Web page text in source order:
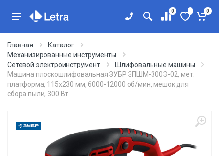
0 0
Главная
Каталог
Механизированные инструменты
Сетевой электроинструмент
Шлифовальные машины
Машина плоскошлифовальная ЗУБР ЗПШМ-300Э-02, мет.
платформа, 115х230 мм, 6000-12000 об/мин, мешок для
сбора пыли, 300 Вт